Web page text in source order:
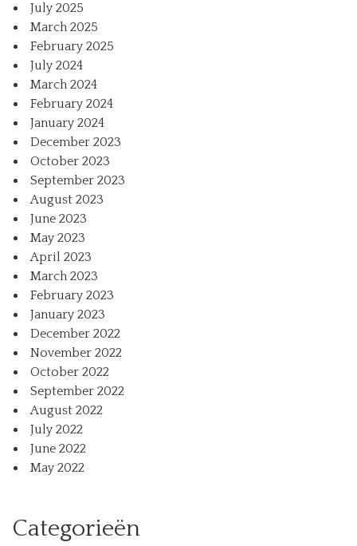
July 2025
March 2025
February 2025
July 2024
March 2024
February 2024
January 2024
December 2023
October 2023
September 2023
August 2023
June 2023
May 2023
April 2023
March 2023
February 2023
January 2023
December 2022
November 2022
October 2022
September 2022
August 2022
July 2022
June 2022
May 2022
Categorieën